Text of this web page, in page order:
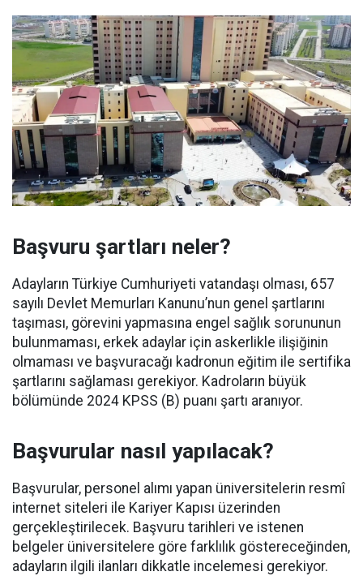
Başvuru şartları neler?
Adayların Türkiye Cumhuriyeti vatandaşı olması, 657
sayılı Devlet Memurları Kanunu’nun genel şartlarını
taşıması, görevini yapmasına engel sağlık sorununun
bulunmaması, erkek adaylar için askerlikle ilişiğinin
olmaması ve başvuracağı kadronun eğitim ile sertifika
şartlarını sağlaması gerekiyor. Kadroların büyük
bölümünde 2024 KPSS (B) puanı şartı aranıyor.
Başvurular nasıl yapılacak?
Başvurular, personel alımı yapan üniversitelerin resmî
internet siteleri ile Kariyer Kapısı üzerinden
gerçekleştirilecek. Başvuru tarihleri ve istenen
belgeler üniversitelere göre farklılık göstereceğinden,
adayların ilgili ilanları dikkatle incelemesi gerekiyor.